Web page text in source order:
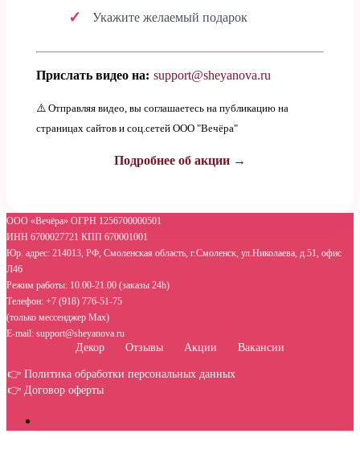
Укажите желаемый подарок
Прислать видео на: support@sheyanova.ru
⚠️ Отправляя видео, вы соглашаетесь на публикацию на
страницах сайтов и соц.сетей ООО "Вечёра"
Подробнее об акции →
ООО «Вечёра» ОГРН 1256700000501
ИНН 6700027721 КПП 670001001
Юр. адрес: 214013, РФ, Смоленская область, г.Смоленск, ул.Николаева, д.51, офис
Л46
Режим работы: 10.00-21.00 (заказы 24h)
Телефон: +7 (918) 776-51-75
(только мессенджер Max)
E-mail: support@sheyanova.ru
Декор Отзывы Акции Вакансии
👉 Политика обработки персональных данных
👉 Договор оферты